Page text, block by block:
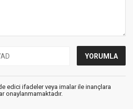
edici ifadeler veya imalar ile inançlara
onaylanmamaktadır.